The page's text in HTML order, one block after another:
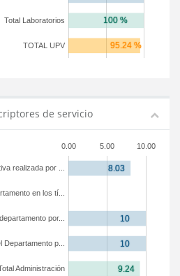
TOTAL UPV
Total Laboratorios
de servicio
0.00 5.00 10.00
Administración
p...
por...
en los tí...
realizada por ...